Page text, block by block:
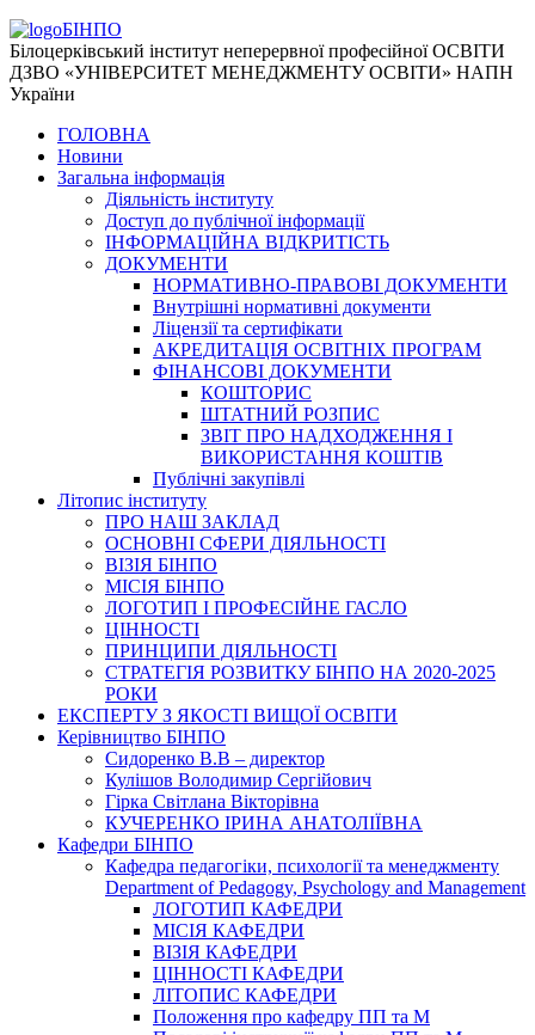
БІНПО
Білоцерківський інститут неперервної професійної ОСВІТИ
ДЗВО «УНІВЕРСИТЕТ МЕНЕДЖМЕНТУ ОСВІТИ» НАПН
України
ГОЛОВНА
Новини
Загальна інформація
Діяльність інституту
Доступ до публічної інформації
ІНФОРМАЦІЙНА ВІДКРИТІСТЬ
ДОКУМЕНТИ
НОРМАТИВНО-ПРАВОВІ ДОКУМЕНТИ
Внутрішні нормативні документи
Ліцензії та сертифікати
АКРЕДИТАЦІЯ ОСВІТНІХ ПРОГРАМ
ФІНАНСОВІ ДОКУМЕНТИ
КОШТОРИС
ШТАТНИЙ РОЗПИС
ЗВІТ ПРО НАДХОДЖЕННЯ І
ВИКОРИСТАННЯ КОШТІВ
Публічні закупівлі
Літопис інституту
ПРО НАШ ЗАКЛАД
ОСНОВНІ СФЕРИ ДІЯЛЬНОСТІ
ВІЗІЯ БІНПО
МІСІЯ БІНПО
ЛОГОТИП І ПРОФЕСІЙНЕ ГАСЛО
ЦІННОСТІ
ПРИНЦИПИ ДІЯЛЬНОСТІ
СТРАТЕГІЯ РОЗВИТКУ БІНПО НА 2020-2025
РОКИ
ЕКСПЕРТУ З ЯКОСТІ ВИЩОЇ ОСВІТИ
Керівництво БІНПО
Сидоренко В.В – директор
Кулішов Володимир Сергійович
Гірка Світлана Вікторівна
КУЧЕРЕНКО ІРИНА АНАТОЛІЇВНА
Кафедри БІНПО
Кафедра педагогіки, психології та менеджменту
Department of Pedagogy, Psychology and Management
ЛОГОТИП КАФЕДРИ
МІСІЯ КАФЕДРИ
ВІЗІЯ КАФЕДРИ
ЦІННОСТІ КАФЕДРИ
ЛІТОПИС КАФЕДРИ
Положення про кафедру ПП та М